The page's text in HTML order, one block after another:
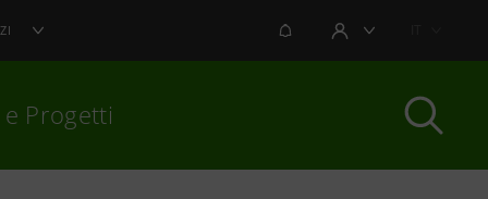
NOTIFICHEAREA UTENTE
e Progetti